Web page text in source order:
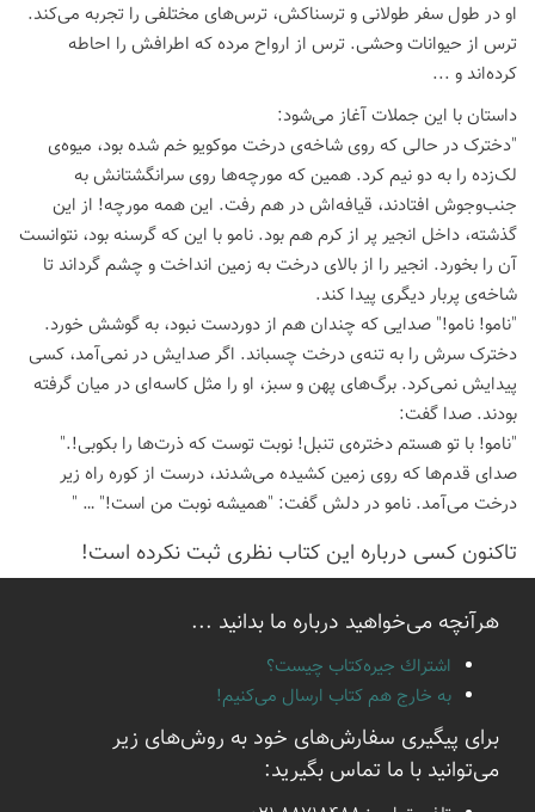
او در طول سفر طولانی و ترسناکش، ترس‌های مختلفی را تجربه می‌کند.
ترس از حیوانات وحشی. ترس از ارواح مرده که اطرافش را احاطه
کرده‌اند و ...
داستان با این جملات آغاز می‌شود:
"دخترک در حالی که روی شاخه‌ی درخت موکویو خم شده بود، میوه‌ی
لک‌زده را به دو نیم کرد. همین که مورچه‌ها روی سرانگشتانش به
جنب‌وجوش افتادند، قیافه‌اش در هم رفت. این همه مورچه! از این
گذشته، داخل انجیر پر از کرم هم بود. نامو با این که گرسنه بود، نتوانست
آن را بخورد. انجیر را از بالای درخت به زمین انداخت و چشم گرداند تا
شاخه‌ی پربار دیگری پیدا کند.
"نامو! نامو!" صدایی که چندان هم از دوردست نبود، به گوشش خورد.
دخترک سرش را به تنه‌ی درخت چسباند. اگر صدایش در نمی‌آمد، کسی
پیدایش نمی‌کرد. برگ‌های پهن و سبز، او را مثل کاسه‌ای در میان گرفته
بودند. صدا گفت:
"نامو! با تو هستم دختره‌ی تنبل! نوبت توست که ذرت‌ها را بکوبی!."
صدای قدم‌ها که روی زمین کشیده می‌شدند، درست از کوره راه زیر
درخت می‌آمد. نامو در دلش گفت: "همیشه نوبت من است!" … "
تاكنون كسی درباره این كتاب نظری ثبت نكرده است!
هرآنچه می‌خواهید درباره ما بدانید ...
اشتراك جيره‌كتاب چيست؟
به خارج هم كتاب ارسال می‌كنیم!
برای پیگیری سفارش‌های خود به روش‌های زیر
می‌توانید با ما تماس بگیرید: